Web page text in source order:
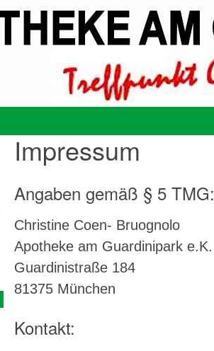
Impressum
Angaben gemäß § 5 TMG:
Christine Coen- Bruognolo
Apotheke am Guardinipark e.K.
Guardinistraße 184
81375 München
Kontakt: